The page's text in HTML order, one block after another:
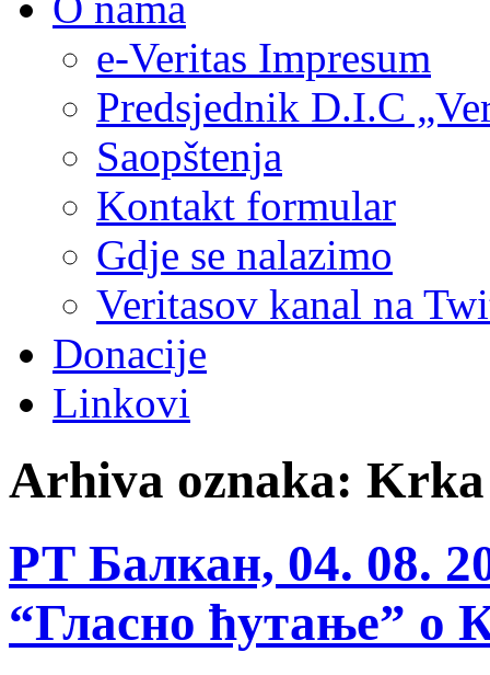
e-Veritas Impresum
Predsjednik D.I.C
Saopštenja
Kontakt formular
Gdje se nalazimo
Veritasov kanal na
Donacije
Linkovi
Arhiva oznaka: Krka
РТ Балкан, 04. 08.
“Гласно ћутање” о